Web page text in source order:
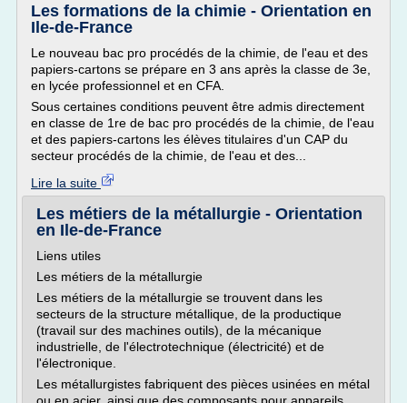
Les formations de la chimie - Orientation en
Ile-de-France
Le nouveau bac pro procédés de la chimie, de l'eau et des
papiers-cartons se prépare en 3 ans après la classe de 3e,
en lycée professionnel et en CFA.
Sous certaines conditions peuvent être admis directement
en classe de 1re de bac pro procédés de la chimie, de l'eau
et des papiers-cartons les élèves titulaires d'un CAP du
secteur procédés de la chimie, de l'eau et des...
Lire la suite
Les métiers de la métallurgie - Orientation
en Ile-de-France
Liens utiles
Les métiers de la métallurgie
Les métiers de la métallurgie se trouvent dans les
secteurs de la structure métallique, de la productique
(travail sur des machines outils), de la mécanique
industrielle, de l'électrotechnique (électricité) et de
l'électronique.
Les métallurgistes fabriquent des pièces usinées en métal